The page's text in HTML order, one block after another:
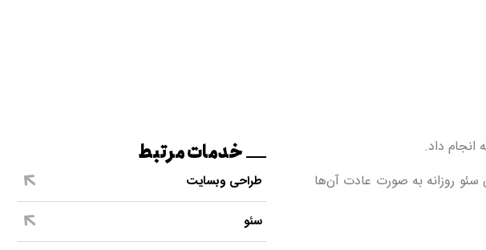
داد.
روزانه به صورت عادت آن‌ها
خدمات مرتبط
طراحی وبسایت
سئو